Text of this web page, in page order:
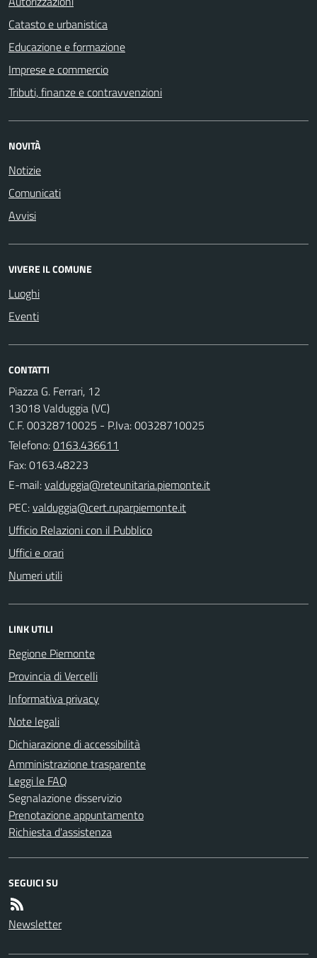
Catasto e urbanistica
Educazione e formazione
Imprese e commercio
Tributi, finanze e contravvenzioni
NOVITÀ
Notizie
Comunicati
Avvisi
VIVERE IL COMUNE
Luoghi
Eventi
CONTATTI
Piazza G. Ferrari, 12
13018 Valduggia (VC)
C.F. 00328710025 - P.Iva: 00328710025
Telefono:0163.436611
Fax: 0163.48223
E-mail:
PEC:
Ufficio Relazioni con il Pubblico
Uffici e orari
Numeri utili
LINK UTILI
Regione Piemonte
Provincia di Vercelli
Informativa privacy
Note legali
Dichiarazione di accessibilità
Amministrazione trasparente
Leggi le FAQ
Segnalazione disservizio
Prenotazione appuntamento
Richiesta d'assistenza
SEGUICI SU
Newsletter